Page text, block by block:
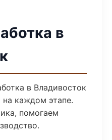
в
в Владивосток
на каждом этапе.
помогаем